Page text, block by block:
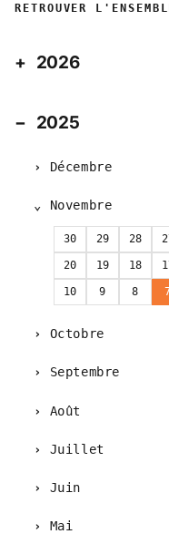
RETROUVER
2026
2025
Décembre
Novembre
30 29 28
20 19 18
10 9 8
Octobre
Septembre
Août
Juillet
Juin
Mai